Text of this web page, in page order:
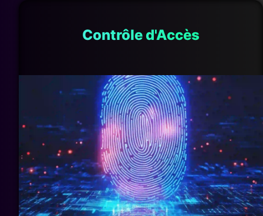
Contrôle d'Accès